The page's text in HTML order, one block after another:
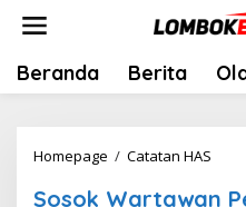
Skip
content
Beranda Berita
Homepage / Catatan HAS
Sosok Wartawan